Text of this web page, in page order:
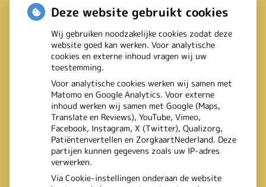
Deze website gebruikt cookies
Wij gebruiken noodzakelijke cookies zodat deze
website goed kan werken. Voor analytische
cookies en externe inhoud vragen wij uw
toestemming.
Voor analytische cookies werken wij samen met
Matomo en Google Analytics. Voor externe
inhoud werken wij samen met Google (Maps,
Translate en Reviews), YouTube, Vimeo,
Facebook, Instagram, X (Twitter), Qualizorg,
Patiëntenvertellen en ZorgkaartNederland. Deze
partijen kunnen gegevens zoals uw IP-adres
verwerken.
Via Cookie-instellingen onderaan de website